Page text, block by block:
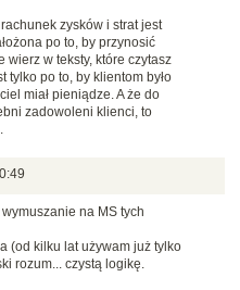
zysków i strat jest
po to, by przynosić
wierz w teksty, które czytasz
tylko po to, by klientom było
miał pieniądze. A że do
zadowoleni klienci, to
na MS tych
(od kilku lat używam już tylko
rozum... czystą logikę.